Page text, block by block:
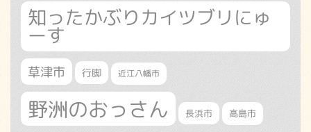
知ったかぶりカイツブリにゅ
ーす
草津市 行脚 近江八幡市
野洲のおっさん 長浜市 高島市